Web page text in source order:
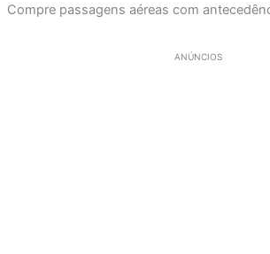
Compre passagens aéreas com
ANÚNCIOS